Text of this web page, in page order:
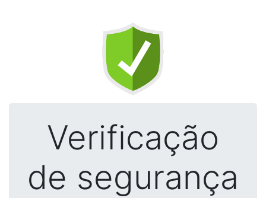
Verificação
de segurança